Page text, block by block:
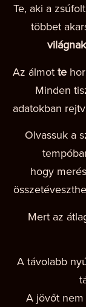
Te, aki a
többet
Az álmot te
Minden
adatokban
Olvassuk a
hogy
Mert az
A távolabb
A jövőt nem